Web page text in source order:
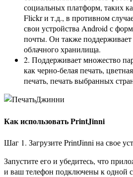
социальных платформ, таких
Flickr и т.д., в противном
свои устройства Android с
почты. Он также поддерживает
облачного хранилища.
2. Поддерживает множество
как черно-белая печать,
печать, печать выбранных
Как использовать PrintJinni
Шаг 1. Загрузите PrintJinni на свое
Запустите его и убедитесь, что
и ваш телефон подключены к одной